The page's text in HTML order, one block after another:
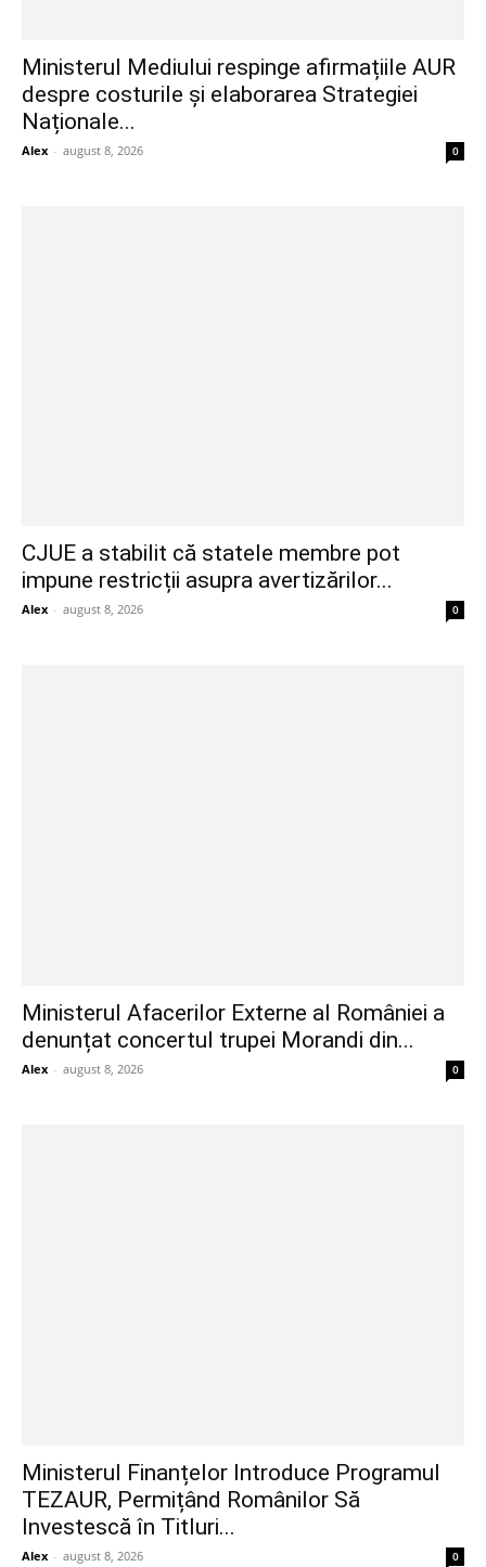
Ministerul Mediului respinge afirmațiile AUR
despre costurile și elaborarea Strategiei
Naționale...
Alex - august 8, 2026 0
CJUE a stabilit că statele membre pot
impune restricții asupra avertizărilor...
Alex - august 8, 2026 0
Ministerul Afacerilor Externe al României a
denunțat concertul trupei Morandi din...
Alex - august 8, 2026 0
Ministerul Finanțelor Introduce Programul
TEZAUR, Permițând Românilor Să
Investescă în Titluri...
Alex - august 8, 2026 0